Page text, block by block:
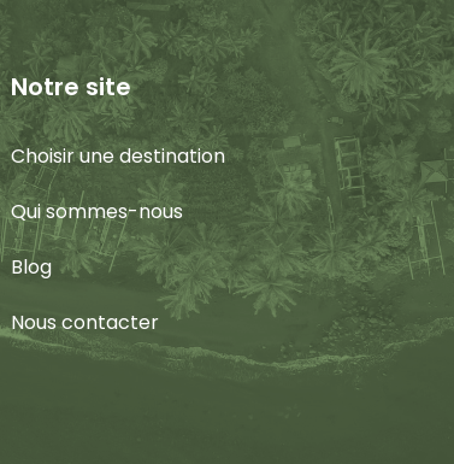
Notre site
Choisir une destination
Qui sommes-nous
Blog
Nous contacter